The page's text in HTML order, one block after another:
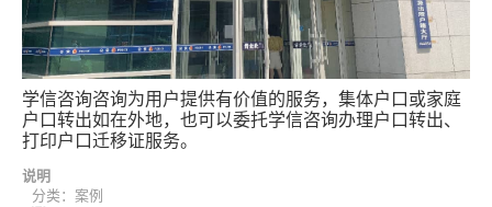
学信咨询咨询为用户提供有价值的服务，集体户口或家庭
户口转出如在外地，也可以委托学信咨询办理户口转出、
打印户口迁移证服务。
说明
分类： 案例